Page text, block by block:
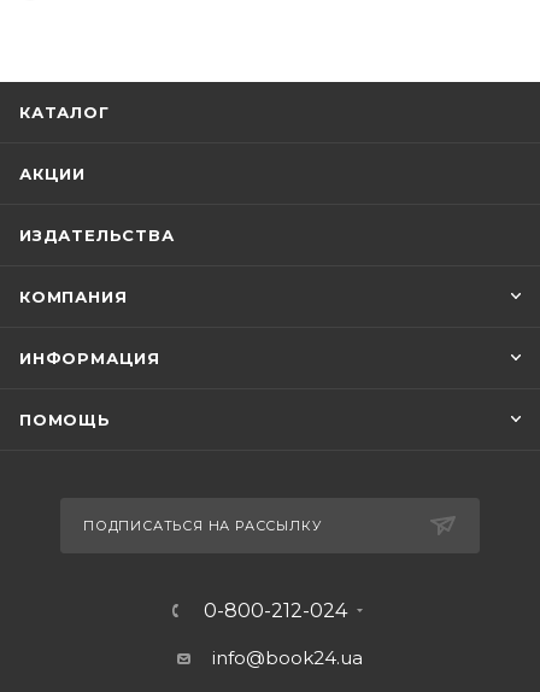
КАТАЛОГ
АКЦИИ
ИЗДАТЕЛЬСТВА
КОМПАНИЯ
ИНФОРМАЦИЯ
ПОМОЩЬ
ПОДПИСАТЬСЯ НА РАССЫЛКУ
0-800-212-024
info@book24.ua